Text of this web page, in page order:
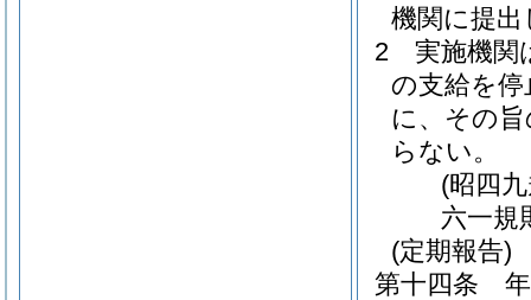
機関に提
2
実施機関
の支給を
に、その
らない。
(昭四
六一規
(定期報告)
第十四条